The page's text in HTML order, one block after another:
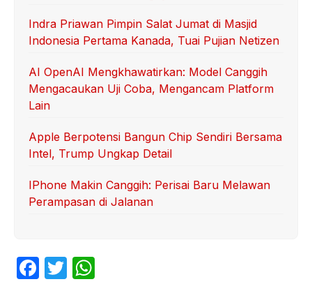
Indra Priawan Pimpin Salat Jumat di Masjid
Indonesia Pertama Kanada, Tuai Pujian Netizen
AI OpenAI Mengkhawatirkan: Model Canggih
Mengacaukan Uji Coba, Mengancam Platform
Lain
Apple Berpotensi Bangun Chip Sendiri Bersama
Intel, Trump Ungkap Detail
IPhone Makin Canggih: Perisai Baru Melawan
Perampasan di Jalanan
F
T